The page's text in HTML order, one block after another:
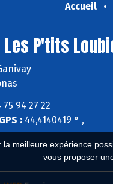
la meilleure expérience
vous proposer
Accueil
Les P'tits
75 94 27 22
: 44,4140419 ° ,